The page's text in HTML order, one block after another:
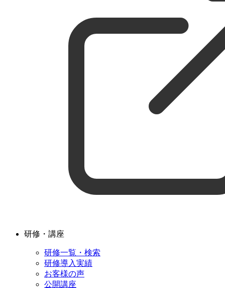
研修・講座
研修一覧・検索
研修導入実績
お客様の声
公開講座